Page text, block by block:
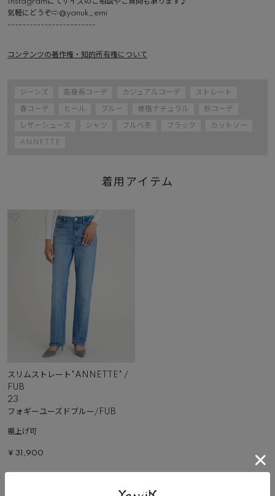
気軽にどうぞ⇨@yanuk_emi
------------------------
コンテンツの著作権・知的所有権について
ジーンズ 高身長コーデ カジュアルコーデ ストレート
春コーデ ヒール ブルー 骨格ナチュラル 秋コーデ
レザーシューズ シャツ ブルべ冬 ブラック カットソー
ANNETTE
着用アイテム
スリムストレート"ANNETTE" /
FUB
23
フォギーユーズドブルー/FUB
裾上げ可
¥ 31,900